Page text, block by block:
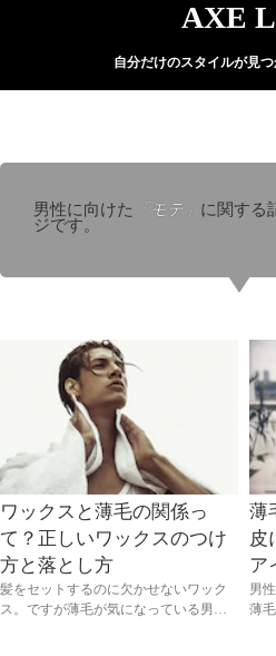
AXE
自分だけのスタイルが見
男性に向けた 「モテ」 に関する
ジです。
ワックスと薄毛の関係っ
て？正しいワックスのつけ
方と落とし方
髪をセットするのに欠かせないワック
ス。ですが薄毛が気になっている男性
薄
皮
ア
男
薄